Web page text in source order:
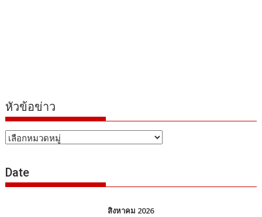
หัวข้อข่าว
หัวข้อ
Date
สิงหาคม 2026